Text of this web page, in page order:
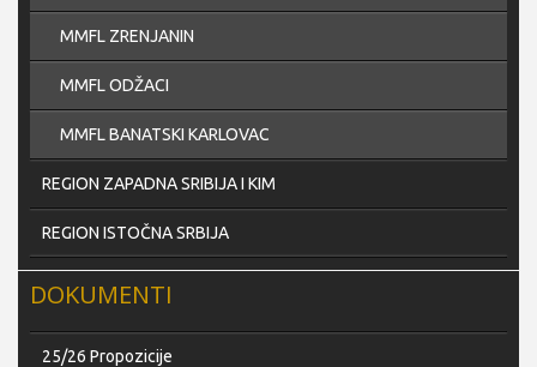
MMFL ZRENJANIN
MMFL ODŽACI
MMFL BANATSKI KARLOVAC
REGION ZAPADNA SRIBIJA I KIM
REGION ISTOČNA SRBIJA
DOKUMENTI
25/26 Propozicije